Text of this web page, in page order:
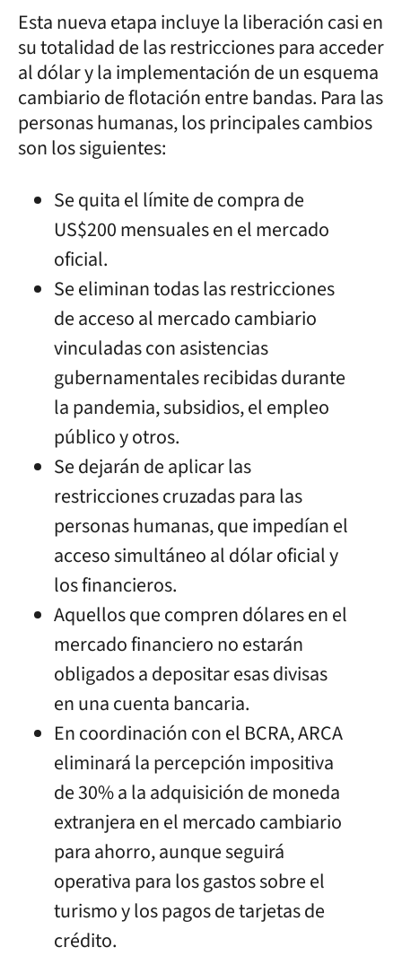
Esta nueva etapa incluye la liberación casi en
su totalidad de las restricciones para acceder
al dólar y la implementación de un esquema
cambiario de flotación entre bandas. Para las
personas humanas, los principales cambios
son los siguientes:
Se quita el límite de compra de
US$200 mensuales en el mercado
oficial.
Se eliminan todas las restricciones
de acceso al mercado cambiario
vinculadas con asistencias
gubernamentales recibidas durante
la pandemia, subsidios, el empleo
público y otros.
Se dejarán de aplicar las
restricciones cruzadas para las
personas humanas, que impedían el
acceso simultáneo al dólar oficial y
los financieros.
Aquellos que compren dólares en el
mercado financiero no estarán
obligados a depositar esas divisas
en una cuenta bancaria.
En coordinación con el BCRA, ARCA
eliminará la percepción impositiva
de 30% a la adquisición de moneda
extranjera en el mercado cambiario
para ahorro, aunque seguirá
operativa para los gastos sobre el
turismo y los pagos de tarjetas de
crédito.